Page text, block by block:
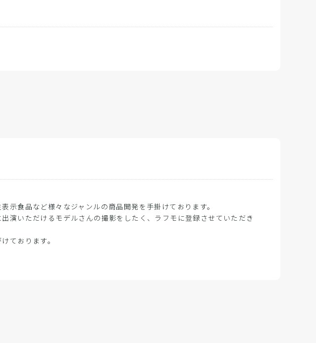
示食品など様々なジャンルの商品開発を手掛けております。
演いただけるモデルさんの撮影をしたく、ラフモに登録させていただき
ております。